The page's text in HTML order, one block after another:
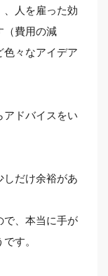
、人を雇った効
（費用の減
色々なアイデア
アドバイスをい
しだけ余裕があ
で、本当に手が
す。